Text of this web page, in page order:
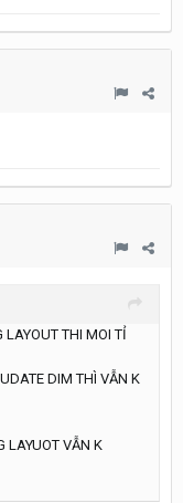
THI MOI TỈ
DIM THÌ VẪN K
LAYUOT VẪN K